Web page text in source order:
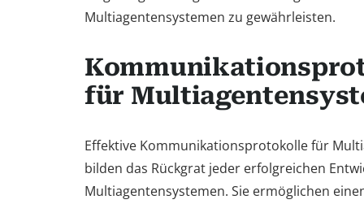
Multiagentensystemen zu gewährleisten.
für
Effektive Kommunikationsprotokolle für
bilden das Rückgrat jeder erfolgreichen
Multiagentensystemen. Sie ermöglichen